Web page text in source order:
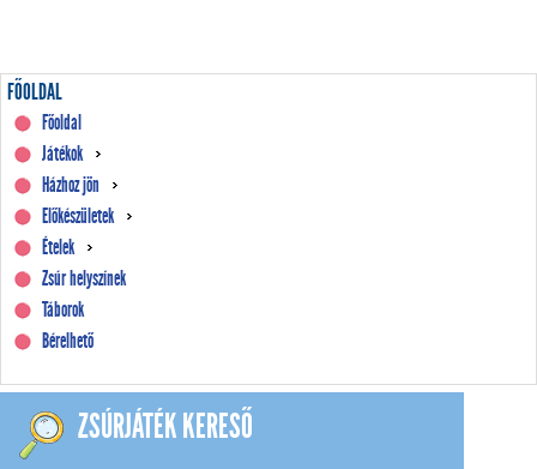
FŐOLDAL
Főoldal
Játékok
Házhoz jön
Előkészületek
Ételek
Zsúr helyszínek
Táborok
Bérelhető
ZSÚRJÁTÉK KERESŐ